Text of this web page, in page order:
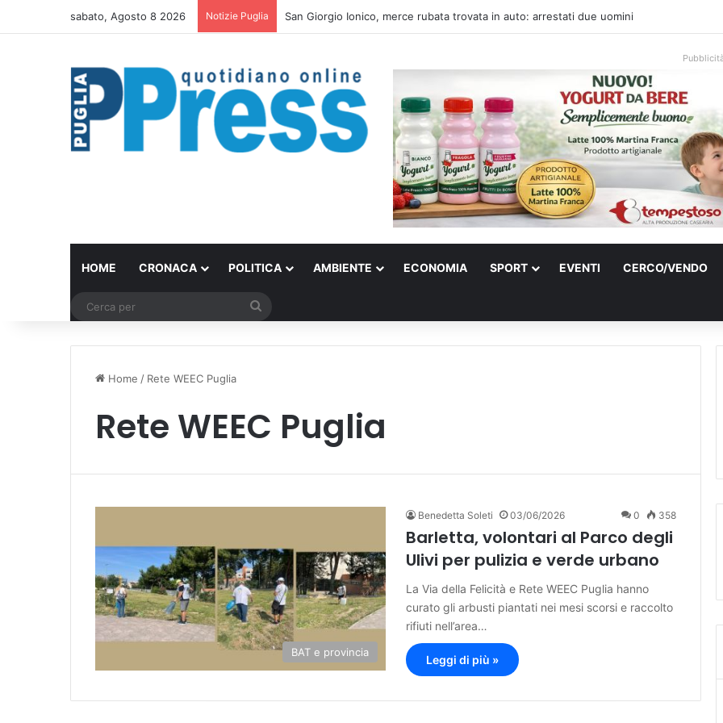
sabato, Agosto 8 2026 Notizie Puglia Bari trasforma una villa confiscata alla mafia in un micro nido: nasce anche il cimitero
HOME CRONACA POLITICA AMBIENTE ECONOMIA SPORT EVENTI CERCO/VENDO
Home / Rete WEEC Puglia
Rete WEEC Puglia
BAT e provincia
Benedetta Soleti 03/06/2026 0 358
Barletta, volontari al Parco degli
Ulivi per pulizia e verde urbano
La Via della Felicità e Rete WEEC Puglia hanno
curato gli arbusti piantati nei mesi scorsi e raccolto
rifiuti nell’area…
Leggi di più »